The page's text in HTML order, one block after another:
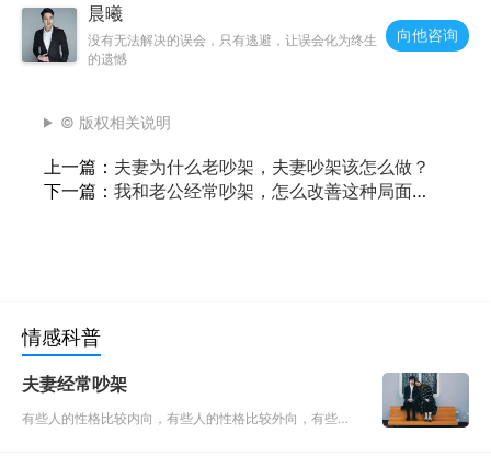
晨曦
没有无法解决的误会，只有逃避，让误会化为终生
的遗憾
向他咨询
© 版权相关说明
上一篇： 夫妻为什么老吵架，夫妻吵架该怎么做？
下一篇： 我和老公经常吵架，怎么改善这种局面
情感科普
夫妻经常吵架
有些人的性格比较内向，有些人的性格比较外向，有些人